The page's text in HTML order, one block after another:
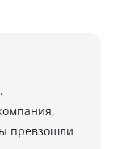
превзошли